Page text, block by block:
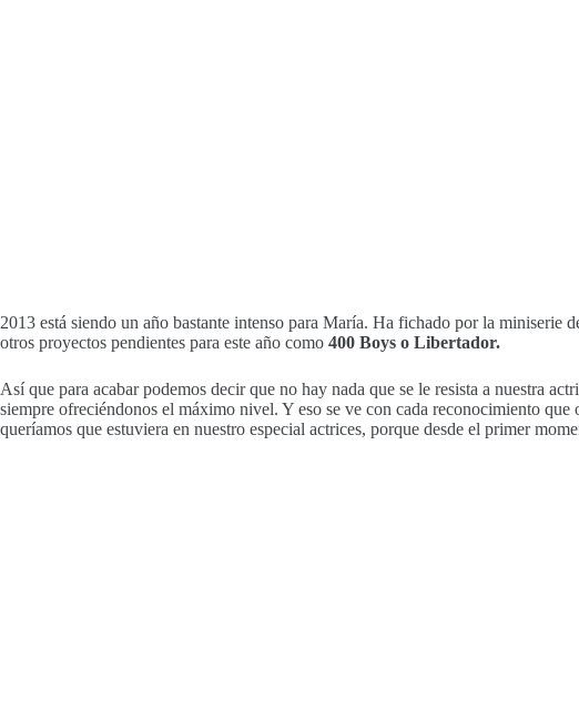
2013 está siendo un año bastante intenso para María. Ha fichado por la miniserie
otros proyectos pendientes para este año como 400 Boys o Libertador.
Así que para acabar podemos decir que no hay nada que se le resista a
siempre ofreciéndonos el máximo nivel. Y eso se ve con cada reconocimiento
queríamos que estuviera en nuestro especial actrices, porque desde el primer